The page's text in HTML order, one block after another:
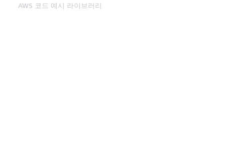
AWS 코드 예시 라이브러리